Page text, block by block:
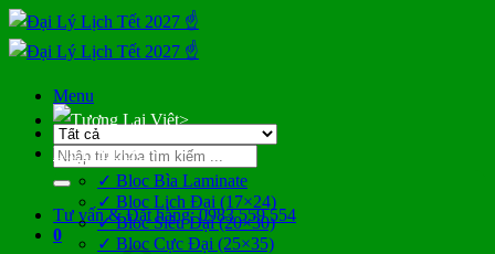
Bỏ
qua
nội
Menu
Tìm
kiếm:
Tư vấn & Đặt hàng: 0983 559 554
0
>
LỊCH BLOC
✓ Bloc Bìa Laminate
✓ Bloc Lịch Đại (17×24)
✓ Bloc Siêu Đại (20×30)
✓ Bloc Cực Đại (25×35)